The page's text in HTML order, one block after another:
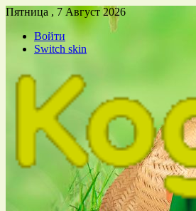
Пятница , 7 Август 2026
Войти
Switch skin